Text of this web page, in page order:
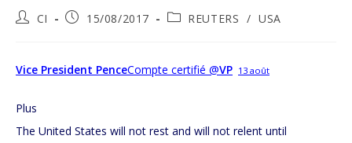
PostCI
Post15/08/2017
PostREUTERS / USA
Vice President PenceCompte certifié @VP 13 août
Plus
The United States will not rest and will not relent until